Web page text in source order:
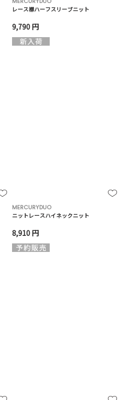
レース襟ハーフスリーブニット
9,790 円
MERCURYDUO
ニットレースハイネックニット
8,910 円